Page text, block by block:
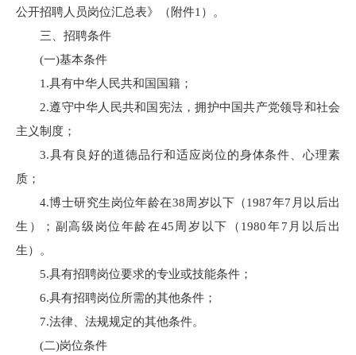
公开招聘人员岗位汇总表》（附件1）。
三、招聘条件
(一)基本条件
1.具有中华人民共和国国籍；
2.遵守中华人民共和国宪法，拥护中国共产党领导和社会
主义制度；
3.具有良好的道德品行和适应岗位的身体条件、心理素
质；
4.博士研究生岗位年龄在38周岁以下（1987年7月以后出
生）；副高级岗位年龄在45周岁以下（1980年7月以后出
生）。
5.具有招聘岗位要求的专业或技能条件；
6.具有招聘岗位所需的其他条件；
7.法律、法规规定的其他条件。
(二)岗位条件